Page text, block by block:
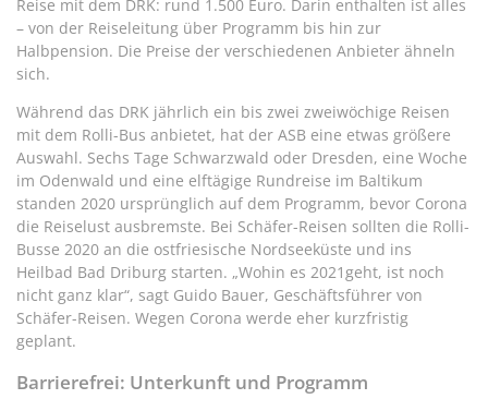
Reise mit dem DRK: rund 1.500 Euro. Darin enthalten ist alles
– von der Reiseleitung über Programm bis hin zur
Halbpension. Die Preise der verschiedenen Anbieter ähneln
sich.
Während das DRK jährlich ein bis zwei zweiwöchige Reisen
mit dem Rolli-Bus anbietet, hat der ASB eine etwas größere
Auswahl. Sechs Tage Schwarzwald oder Dresden, eine Woche
im Odenwald und eine elftägige Rundreise im Baltikum
standen 2020 ursprünglich auf dem Programm, bevor Corona
die Reiselust ausbremste. Bei Schäfer-Reisen sollten die Rolli-
Busse 2020 an die ostfriesische Nordseeküste und ins
Heilbad Bad Driburg starten. „Wohin es 2021geht, ist noch
nicht ganz klar“, sagt Guido Bauer, Geschäftsführer von
Schäfer-Reisen. Wegen Corona werde eher kurzfristig
geplant.
Barrierefrei: Unterkunft und Programm